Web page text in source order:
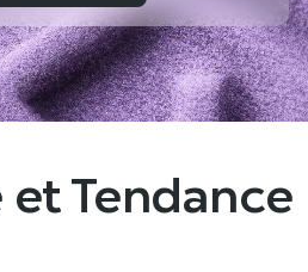
et Tendance